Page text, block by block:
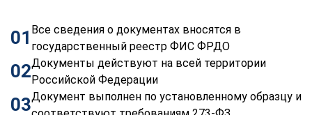
01 Все сведения о документах вносятся в
государственный реестр ФИС ФРДО
02Документы действуют на всей территории
Российской Федерации
03Документ выполнен по установленному образцу и